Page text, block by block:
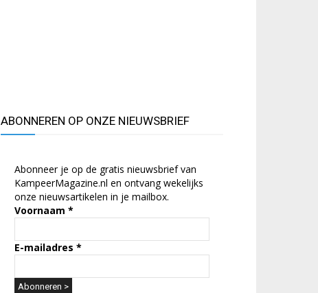
ABONNEREN OP ONZE NIEUWSBRIEF
Abonneer je op de gratis nieuwsbrief van
KampeerMagazine.nl en ontvang wekelijks
onze nieuwsartikelen in je mailbox.
Voornaam *
E-mailadres *